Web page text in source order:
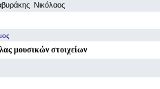
Νικόλαος
μουσικών στοιχείων